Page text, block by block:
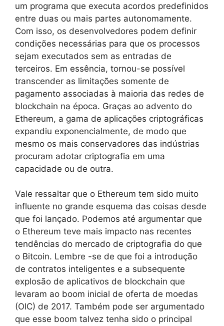
um programa que executa acordos predefinidos
entre duas ou mais partes autonomamente.
Com isso, os desenvolvedores podem definir
condições necessárias para que os processos
sejam executados sem as entradas de
terceiros. Em essência, tornou-se possível
transcender as limitações somente de
pagamento associadas à maioria das redes de
blockchain na época. Graças ao advento do
Ethereum, a gama de aplicações criptográficas
expandiu exponencialmente, de modo que
mesmo os mais conservadores das indústrias
procuram adotar criptografia em uma
capacidade ou de outra.
Vale ressaltar que o Ethereum tem sido muito
influente no grande esquema das coisas desde
que foi lançado. Podemos até argumentar que
o Ethereum teve mais impacto nas recentes
tendências do mercado de criptografia do que
o Bitcoin. Lembre -se de que foi a introdução
de contratos inteligentes e a subsequente
explosão de aplicativos de blockchain que
levaram ao boom inicial de oferta de moedas
(OIC) de 2017. Também pode ser argumentado
que esse boom talvez tenha sido o principal